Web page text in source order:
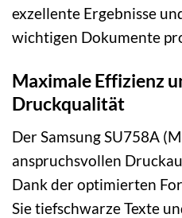
exzellente Ergebnisse
wichtigen Dokumente
Maximale Effizienz
Druckqualität
Der Samsung SU758A
anspruchsvollen
Dank der optimierten
Sie tiefschwarze Texte